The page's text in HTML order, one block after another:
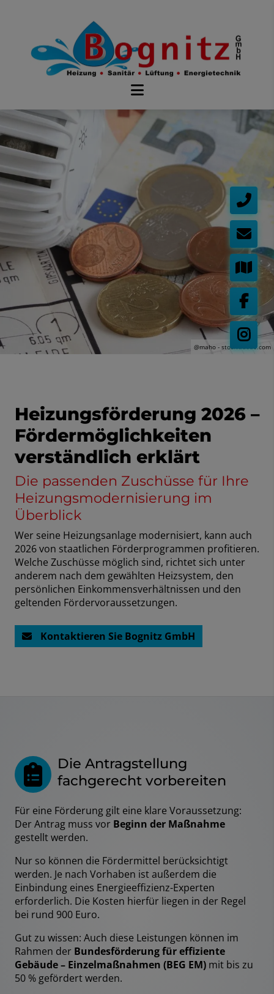
@maho - stock.adobe.com
Heizungsförderung 2026 –
Fördermöglichkeiten
verständlich erklärt
Die passenden Zuschüsse für Ihre
Heizungsmodernisierung im
Überblick
Wer seine Heizungsanlage modernisiert, kann auch
2026 von staatlichen Förderprogrammen profitieren.
Welche Zuschüsse möglich sind, richtet sich unter
anderem nach dem gewählten Heizsystem, den
persönlichen Einkommensverhältnissen und den
geltenden Fördervoraussetzungen.
Kontaktieren Sie Bognitz GmbH
Die Antragstellung
fachgerecht vorbereiten
Für eine Förderung gilt eine klare Voraussetzung:
Der Antrag muss vor Beginn der Maßnahme
gestellt werden.
Nur so können die Fördermittel berücksichtigt
werden. Je nach Vorhaben ist außerdem die
Einbindung eines Energieeffizienz-Experten
erforderlich. Die Kosten hierfür liegen in der Regel
bei rund 900 Euro.
Gut zu wissen: Auch diese Leistungen können im
Rahmen der Bundesförderung für effiziente
Gebäude – Einzelmaßnahmen (BEG EM) mit bis zu
50 % gefördert werden.